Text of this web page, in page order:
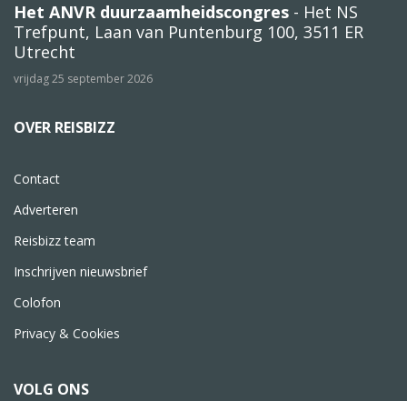
Het ANVR duurzaamheidscongres - Het NS
Trefpunt, Laan van Puntenburg 100, 3511 ER
Utrecht
vrijdag 25 september 2026
OVER REISBIZZ
Contact
Adverteren
Reisbizz team
Inschrijven nieuwsbrief
Colofon
Privacy & Cookies
VOLG ONS